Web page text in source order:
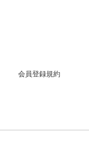
会員登録規約